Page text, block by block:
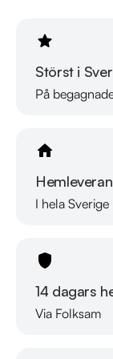
Störst i
På
I hela Sverige
14 dagars
Via Folksam
Skydda din bil
enkelt hos oss.
skräddarsydd
Se hur vi